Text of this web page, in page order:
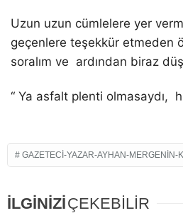
Uzun uzun cümlelere yer
geçenlere teşekkür etmeden
soralım ve ardından biraz
“ Ya asfalt plenti olmasaydı,
GAZETECI-YAZAR-AYHAN-MERGENIN-
İLGİNİZİÇEKEBİLİR